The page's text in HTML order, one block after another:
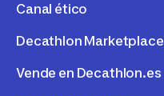
Canal ético
Decathlon Marketplace
Vende en Decathlon.es